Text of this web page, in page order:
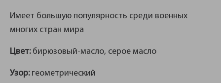
Имеет большую популярность среди военных
многих стран мира
Цвет:бирюзовый-масло, серое масло
Узор:геометрический